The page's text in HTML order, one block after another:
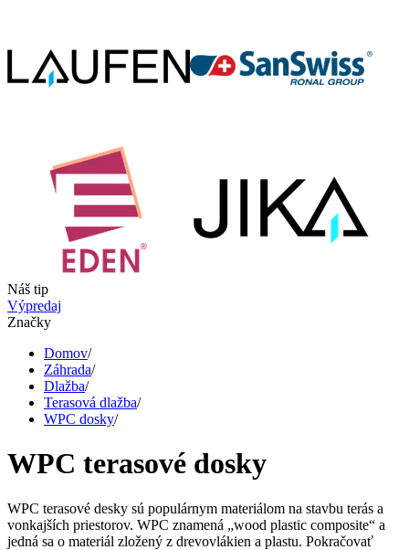
Náš tip
Výpredaj
Značky
Domov/
Záhrada/
Dlažba/
Terasová dlažba/
WPC dosky/
WPC terasové dosky
WPC terasové desky sú populárnym materiálom na stavbu terás a
vonkajších priestorov. WPC znamená „wood plastic composite“ a
jedná sa o materiál zložený z drevovlákien a plastu. Pokračovať